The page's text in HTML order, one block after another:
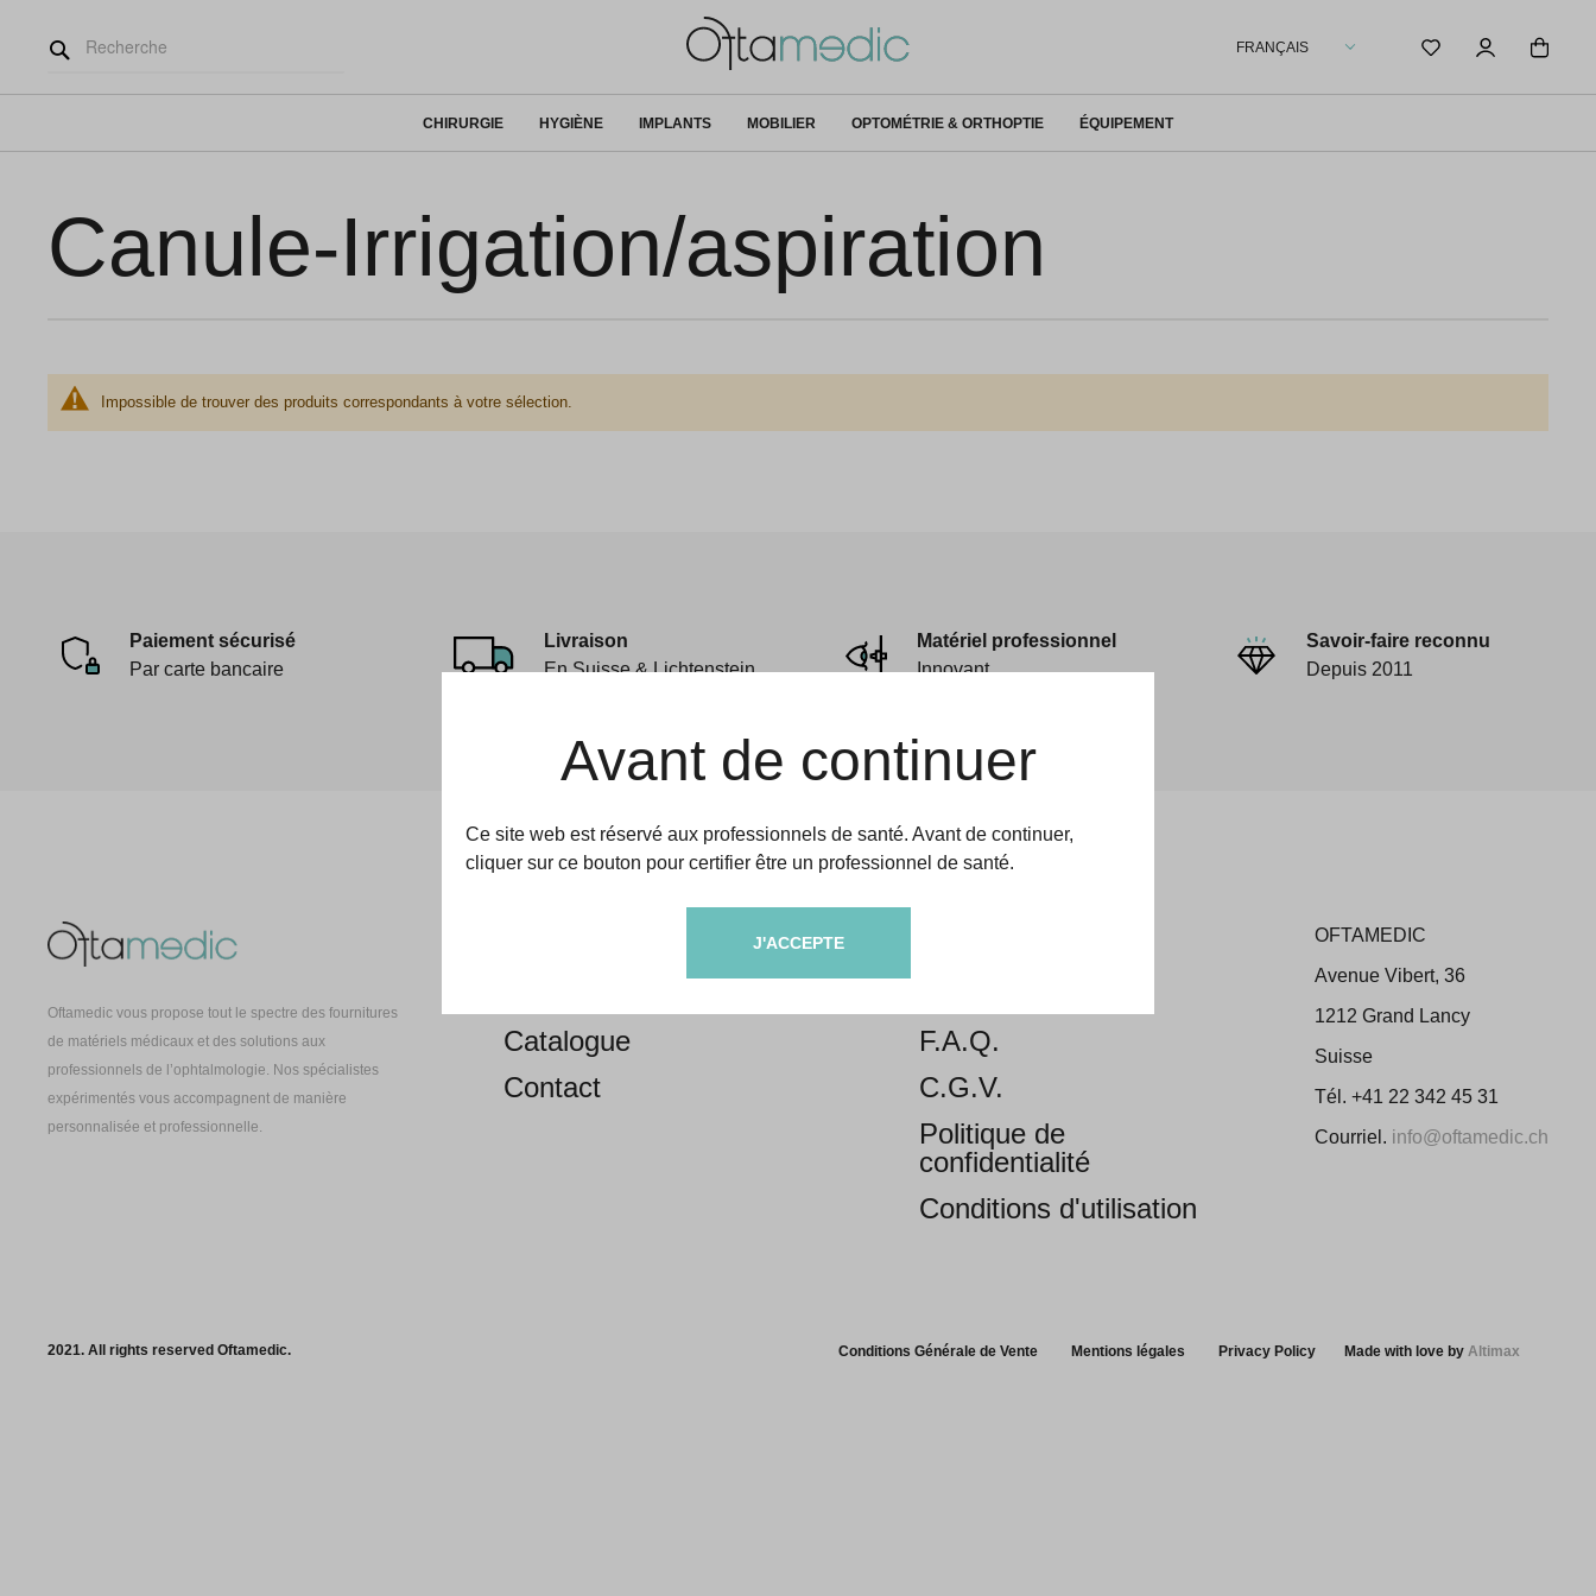
FRANÇAIS
CHIRURGIE HYGIÈNE IMPLANTS MOBILIER OPTOMÉTRIE & ORTHOPTIE ÉQUIPEMENT
Canule-Irrigation/aspiration
Impossible de trouver des produits correspondants à votre sélection.
Avant de continuer
Ce site web est réservé aux professionnels de santé. Avant de continuer,
cliquer sur ce bouton pour certifier être un professionnel de santé.
J'ACCEPTE
Paiement sécurisé
Par carte bancaire
Livraison
En Suisse & Lichtenstein
Matériel professionnel
Innovant
Savoir-faire reconnu
Depuis 2011
Oftamedic vous propose tout le spectre des fournitures
de matériels médicaux et des solutions aux
professionnels de l’ophtalmologie. Nos spécialistes
expérimentés vous accompagnent de manière
personnalisée et professionnelle.
Catalogue
Contact
F.A.Q.
C.G.V.
Politique de
confidentialité
Conditions d'utilisation
OFTAMEDIC
Avenue Vibert, 36
1212 Grand Lancy
Suisse
Tél. +41 22 342 45 31
Courriel. info@oftamedic.ch
2021. All rights reserved Oftamedic. Conditions Générale de Vente Mentions légales Privacy Policy Made with love by Altimax